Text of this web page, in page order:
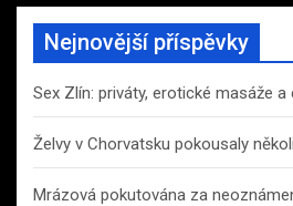
Nejnovější příspěvky
Sex Zlín: priváty, erotické masáže
Želvy v Chorvatsku pokousaly
Mrázová pokutována za